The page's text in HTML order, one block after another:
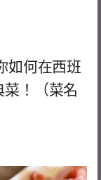
如何在西班
！（菜名